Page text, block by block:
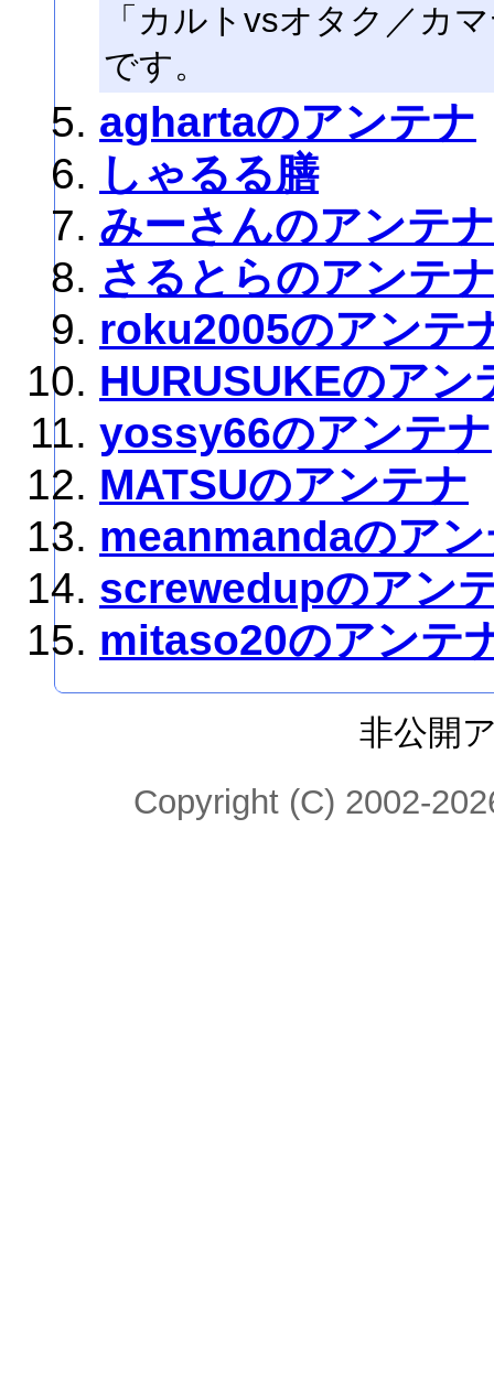
「カルトvsオタク／カ
です。
aghartaのアンテナ
しゃるる膳
みーさんのアンテナ
さるとらのアンテ
roku2005のアンテ
HURUSUKEのアン
yossy66のアンテナ
MATSUのアンテナ
meanmandaのア
screwedupのアン
mitaso20のアンテ
非公開
Copyright (C) 2002-